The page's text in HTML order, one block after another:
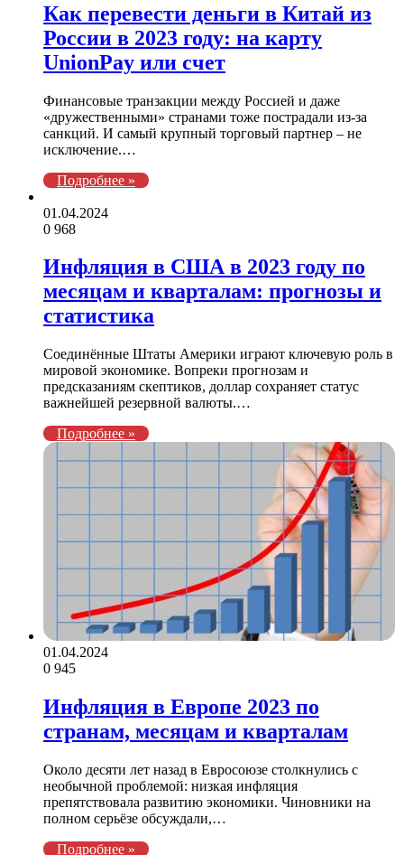
Как перевести деньги в Китай из
России в 2023 году: на карту
UnionPay или счет
Финансовые транзакции между Россией и даже
«дружественными» странами тоже пострадали из-за
санкций. И самый крупный торговый партнер – не
исключение.…
Подробнее »
01.04.2024
0 968
Инфляция в США в 2023 году по
месяцам и кварталам: прогнозы и
статистика
Соединённые Штаты Америки играют ключевую роль в
мировой экономике. Вопреки прогнозам и
предсказаниям скептиков, доллар сохраняет статус
важнейшей резервной валюты.…
Подробнее »
01.04.2024
0 945
Инфляция в Европе 2023 по
странам, месяцам и кварталам
Около десяти лет назад в Евросоюзе столкнулись с
необычной проблемой: низкая инфляция
препятствовала развитию экономики. Чиновники на
полном серьёзе обсуждали,…
Подробнее »